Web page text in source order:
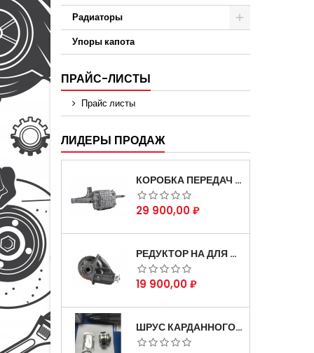
Радиаторы
Упоры капота
ПРАЙС-ЛИСТЫ
Прайс листы
ЛИДЕРЫ ПРОДАЖ
КОРОБКА ПЕРЕДАЧ НА ДЛЯ АВТОМОБИЛЯ ГАЗЕЛЬ 3302 АРТИКУЛ 3302-1700010 (УСИЛЕННАЯ)
Цена
29 900,00 ₽
РЕДУКТОР НА ДЛЯ АВТОМОБИЛЯ ГАЗЕЛЬ СКОРОСТНОЙ 12Х43 ЗУБ
Цена
19 900,00 ₽
ШРУС КАРДАННОГО ВАЛА СОБОЛЬ ДЛЯ АВТОМОБИЛЯ ГАЗЕЛЬ 4Х4